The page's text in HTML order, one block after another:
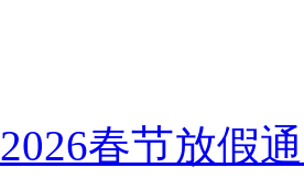
2026春节放假